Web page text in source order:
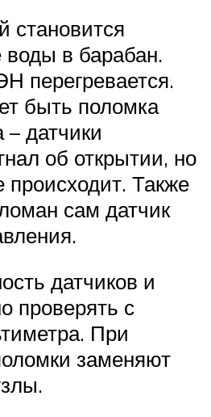
становится
воды в барабан.
перегревается.
быть поломка
– датчики
об открытии, но
происходит. Также
сам датчик
датчиков и
проверять с
При
заменяют